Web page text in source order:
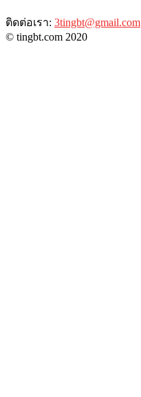
ติดต่อเรา: 3tingbt@gmail.com
© tingbt.com 2020